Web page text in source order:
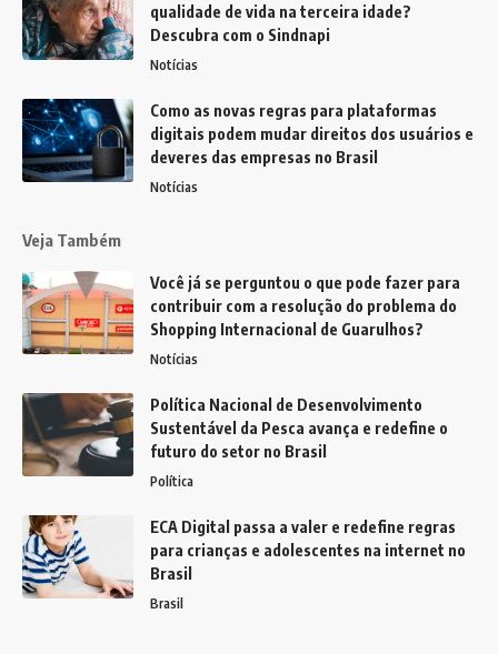
qualidade de vida na terceira idade?
Descubra com o Sindnapi
Notícias
Como as novas regras para plataformas
digitais podem mudar direitos dos usuários e
deveres das empresas no Brasil
Notícias
Veja Também
Você já se perguntou o que pode fazer para
contribuir com a resolução do problema do
Shopping Internacional de Guarulhos?
Notícias
Política Nacional de Desenvolvimento
Sustentável da Pesca avança e redefine o
futuro do setor no Brasil
Política
ECA Digital passa a valer e redefine regras
para crianças e adolescentes na internet no
Brasil
Brasil